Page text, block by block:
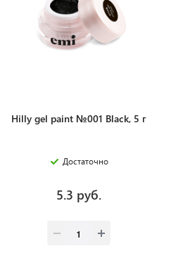
Hilly gel paint №001 Black, 5 г
Достаточно
5.3 руб.